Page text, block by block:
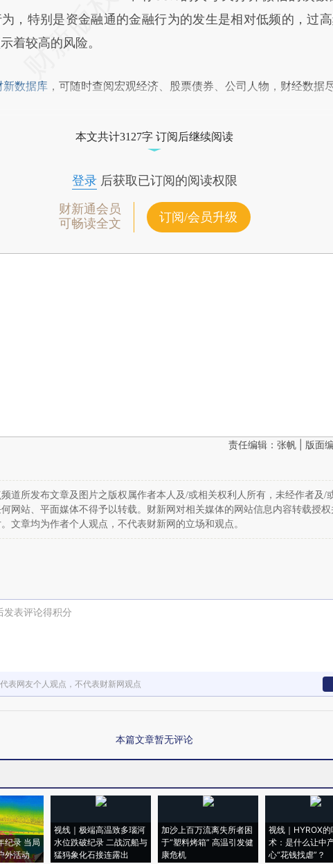
，特别是资金融通的金融行为的发生是相对低频的，过
着较高的风险。
新数据库 ，可随时查阅宏观经济、股票债券、公司人物，财经数据
本文共计3127字 订阅后继续阅读
登录后获取已订阅的阅读权限
财新通会员
可畅读全文
订阅/会员升级
责任编辑：张帆 | 版面
道所发布文章及图片之版权属作者本人及/或相关权利人所有，未经作者及/
网站、平面媒体不得予以转载。财新网对相关媒体的网站信息内容转载授
文章均为作者个人观点，不代表财新网的立场和观点。
发表评论得积分
表网友个人观点，不代表财新网观点
本篇文章暂无评论
纪录 当局
外活动
视线｜极端高温致多瑙河
水位跌破纪录 二战沉船与
猛犸象化石接连露出
加沙上百万流离失所者困
于“塑料烤箱” 高温引发健
康危机
视线｜HYROX的
术：是什么让中
心“花钱找虐”？